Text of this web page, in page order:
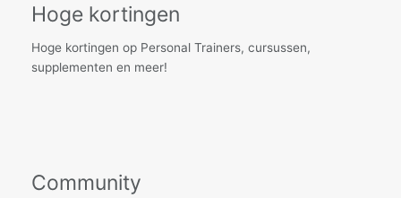
Hoge kortingen
Hoge kortingen op Personal Trainers, cursussen,
supplementen en meer!
Community